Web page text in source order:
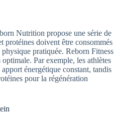
Nutrition propose une série de
protéines doivent être consommés
pratiquée. Reborn Fitness
Par exemple, les athlètes
énergétique constant, tandis
pour la régénération